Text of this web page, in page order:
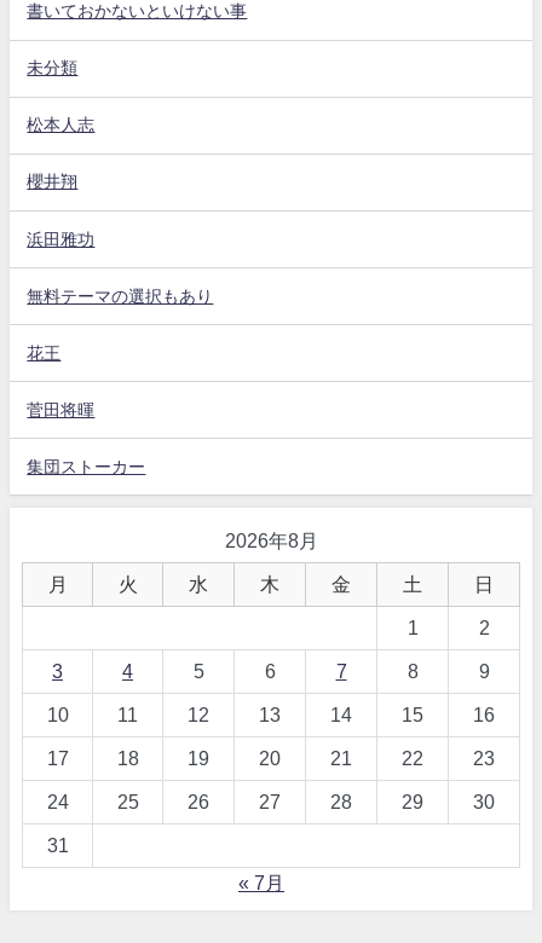
書いておかないといけない事
未分類
松本人志
櫻井翔
浜田雅功
無料テーマの選択もあり
花王
菅田将暉
集団ストーカー
2026年8月
月 火 水 木 金 土 日
1 2
3 4 5 6 7 8 9
10 11 12 13 14 15 16
17 18 19 20 21 22 23
24 25 26 27 28 29 30
31
« 7月